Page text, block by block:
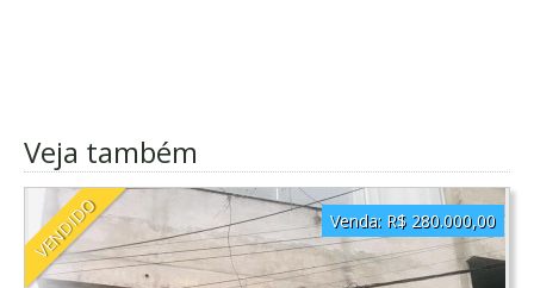
Veja também
VENDIDO Venda: R$ 280.000,00